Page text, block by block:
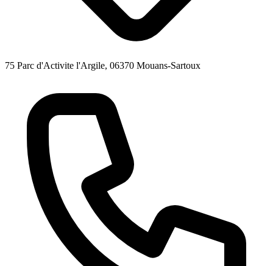
75 Parc d'Activite l'Argile, 06370 Mouans-Sartoux